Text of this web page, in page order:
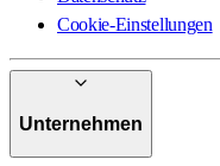
Cookie-Einstellungen
Unternehmen